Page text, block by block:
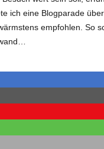
ich eine Blogparade
empfohlen. So